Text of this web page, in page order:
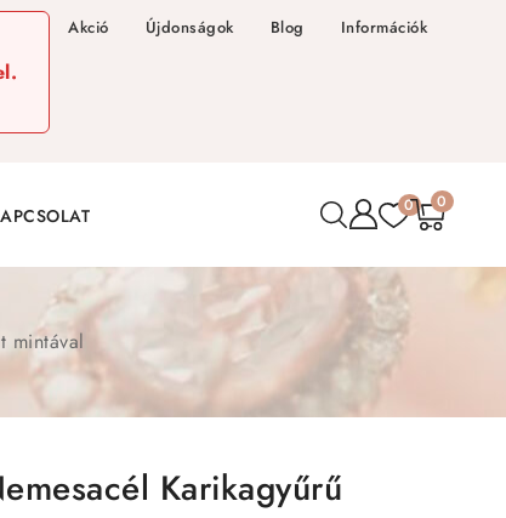
Akció Újdonságok Blog Információk
0 0
mintával
Karikagyűrű